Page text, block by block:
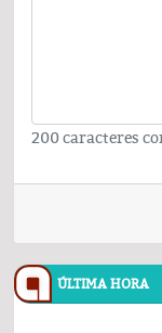
200 caracteres
ÚLTIMA HORA